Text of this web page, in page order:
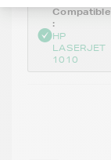
Compatible
:
HP
LASERJET
1010